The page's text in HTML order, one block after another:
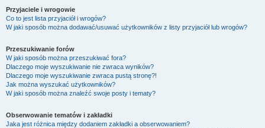
Przyjaciele i wrogowie
Co to jest lista przyjaciół i wrogów?
W jaki sposób można dodawać/usuwać użytkowników z listy przyjaciół lub wrogów?
Przeszukiwanie forów
W jaki sposób można przeszukiwać fora?
Dlaczego moje wyszukiwanie nie zwraca wyników?
Dlaczego moje wyszukiwanie zwraca pustą stronę?!
Jak można wyszukać użytkowników?
W jaki sposób można znaleźć swoje posty i tematy?
Obserwowanie tematów i zakładki
Jaka jest różnica między dodaniem zakładki a obserwowaniem?